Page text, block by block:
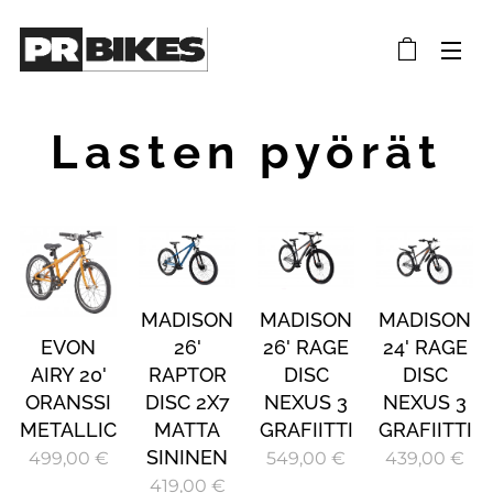
Lasten pyörät
EVON
AIRY 20'
ORANSSI
METALLIC
499,00 €
MADISON
26'
RAPTOR
DISC 2X7
MATTA
SININEN
419,00 €
MADISON
26' RAGE
DISC
NEXUS 3
GRAFIITTI
549,00 €
MADISON
24' RAGE
DISC
NEXUS 3
GRAFIITTI
439,00 €